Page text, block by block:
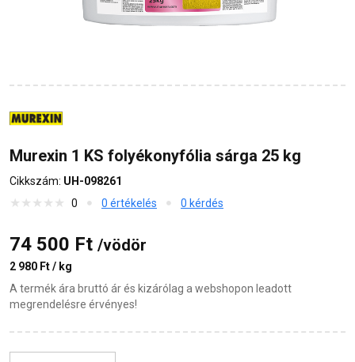
Murexin 1 KS folyékonyfólia sárga 25 kg
Cikkszám: UH-098261
0
0 értékelés 0 kérdés
74 500 Ft /vödör
2 980 Ft / kg
A termék ára bruttó ár és kizárólag a webshopon leadott
megrendelésre érvényes!